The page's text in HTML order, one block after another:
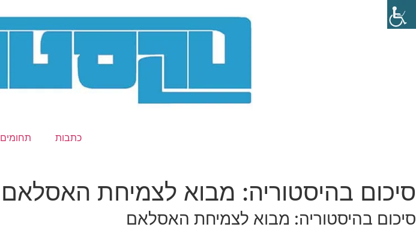
כתבות תחומים
סיכום בהיסטוריה: מבוא לצמיחת האסלאם
סיכום בהיסטוריה: מבוא לצמיחת האסלאם